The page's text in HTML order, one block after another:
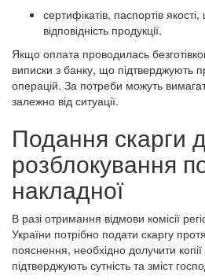
сертифікатів, паспортів
відповідність продукції.
Якщо оплата проводилась
виписки з банку, що підтверджують
операцій. За потреби можуть
залежно від ситуації.
Подання скарги
розблокування
накладної
В разі отримання відмови комісії
України потрібно подати скаргу
пояснення, необхідно долучити копії
підтверджують сутність та зміст